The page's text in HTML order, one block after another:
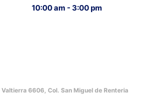
10:00 am - 3:00 pm
6606, Col. San Miguel de Renteria